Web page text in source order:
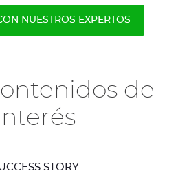
NUESTROS EXPERTOS
de
STORY